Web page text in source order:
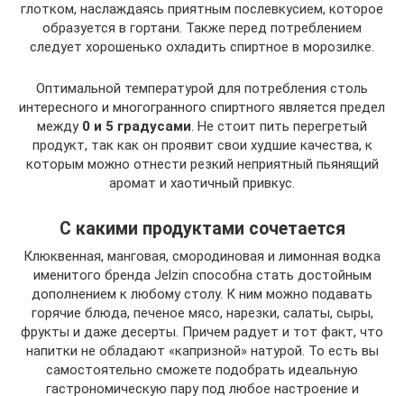
глотком, наслаждаясь приятным послевкусием, которое
образуется в гортани. Также перед потреблением
следует хорошенько охладить спиртное в морозилке.
Оптимальной температурой для потребления столь
интересного и многогранного спиртного является предел
между 0 и 5 градусами. Не стоит пить перегретый
продукт, так как он проявит свои худшие качества, к
которым можно отнести резкий неприятный пьянящий
аромат и хаотичный привкус.
С какими продуктами сочетается
Клюквенная, манговая, смородиновая и лимонная водка
именитого бренда Jelzin способна стать достойным
дополнением к любому столу. К ним можно подавать
горячие блюда, печеное мясо, нарезки, салаты, сыры,
фрукты и даже десерты. Причем радует и тот факт, что
напитки не обладают «капризной» натурой. То есть вы
самостоятельно сможете подобрать идеальную
гастрономическую пару под любое настроение и